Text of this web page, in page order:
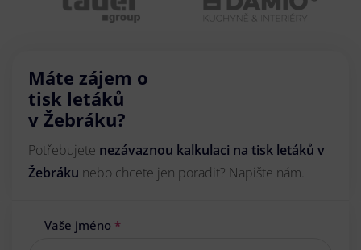
Máte zájem o
tisk letáků
v Žebráku?
Potřebujete nezávaznou kalkulaci na tisk letáků v
Žebráku nebo chcete jen poradit? Napište nám.
Vaše jméno *